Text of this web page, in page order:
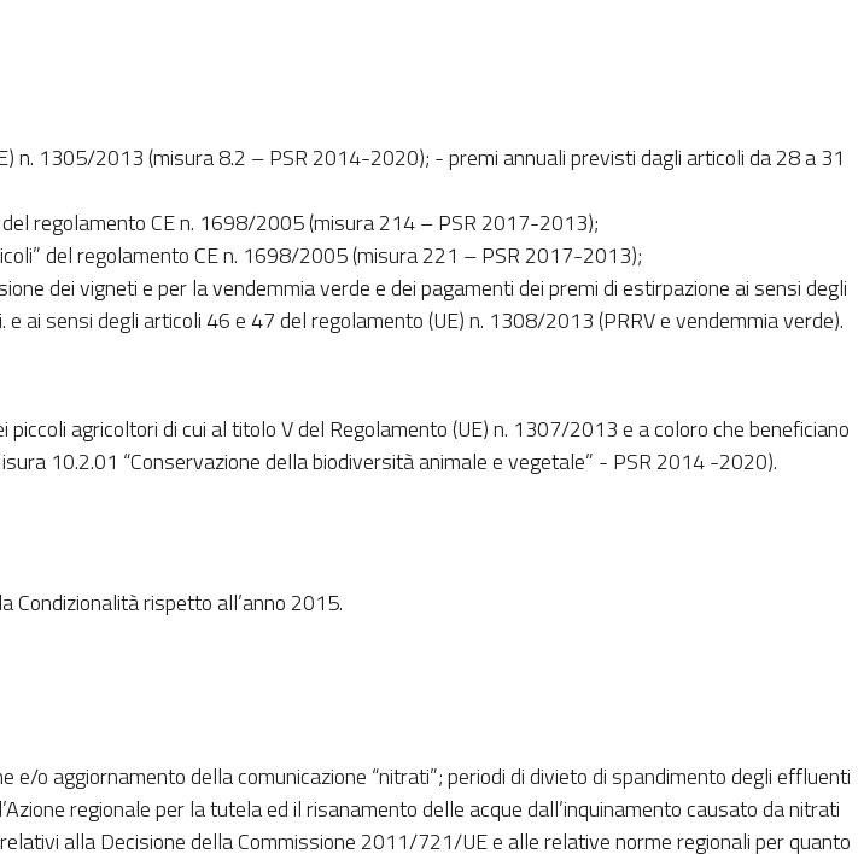
n. 1305/2013 (misura 8.2 – PSR 2014-2020); - premi annuali previsti dagli articoli da 28 a 31
regolamento CE n. 1698/2005 (misura 214 – PSR 2017-2013);
del regolamento CE n. 1698/2005 (misura 221 – PSR 2017-2013);
dei vigneti e per la vendemmia verde e dei pagamenti dei premi di estirpazione ai sensi degli
ai sensi degli articoli 46 e 47 del regolamento (UE) n. 1308/2013 (PRRV e vendemmia verde).
agricoltori di cui al titolo V del Regolamento (UE) n. 1307/2013 e a coloro che beneficiano
10.2.01 “Conservazione della biodiversità animale e vegetale” - PSR 2014 -2020).
Condizionalità rispetto all’anno 2015.
o aggiornamento della comunicazione “nitrati”; periodi di divieto di spandimento degli effluenti
regionale per la tutela ed il risanamento delle acque dall’inquinamento causato da nitrati
alla Decisione della Commissione 2011/721/UE e alle relative norme regionali per quanto